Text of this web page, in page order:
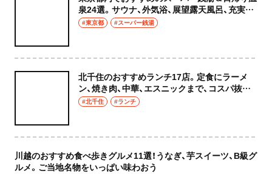
泉24選。サウナ、外気浴、展望露天風呂、充実の
癒やし空間へ
#東京都 #スーパー銭湯
北千住のおすすめランチ17店。定食にラーメ
ン、焼き肉、中華、エスニックまで、コスパ抜群
な店もおしゃれな店も網羅してご紹介！
#北千住 #ランチ
川越のおすすめ食べ歩きグルメ11選！うなぎ、芋スイーツ、B級グ
ルメ。ご当地名物をいっぱい味わおう